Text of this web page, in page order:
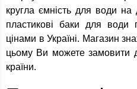
кругла ємність для води на
пластикові баки для води
цінами в Україні. Магазин
цьому Ви можете замовити
країни.